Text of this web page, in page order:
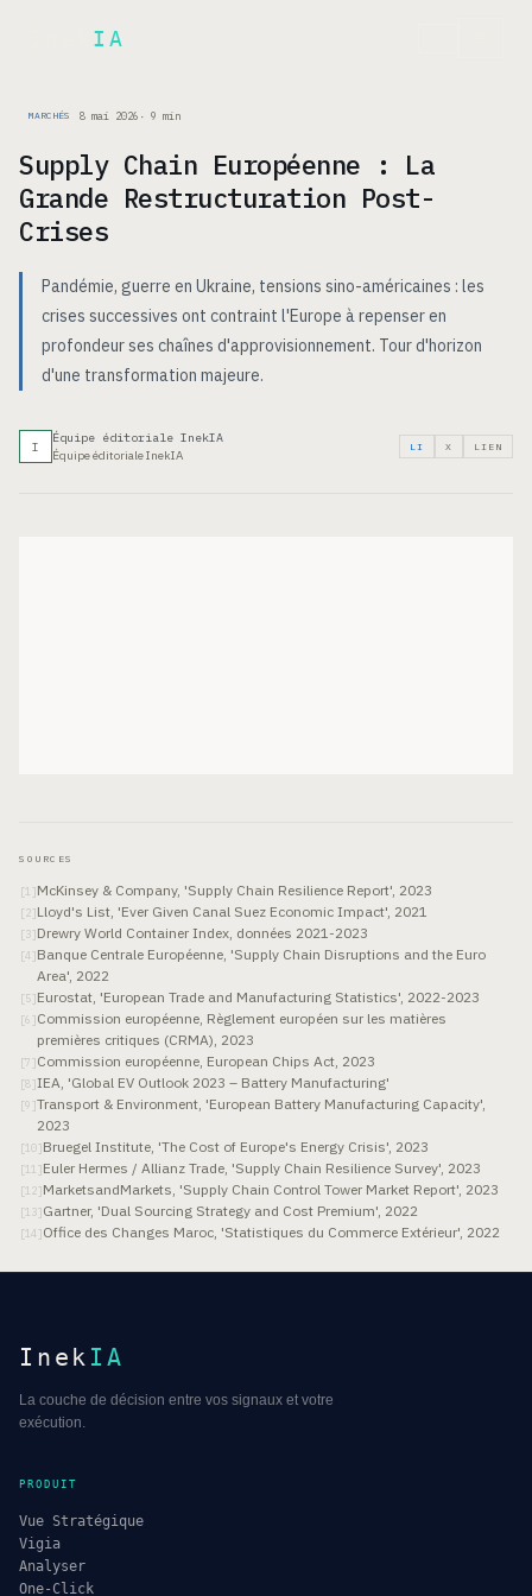
IA
MARCHÉS 8 mai 2026 · 9 min
Supply Chain Européenne : La
Grande Restructuration Post-
Crises
Pandémie, guerre en Ukraine, tensions sino-américaines : les
crises successives ont contraint l'Europe à repenser en
profondeur ses chaînes d'approvisionnement. Tour d'horizon
d'une transformation majeure.
I
Équipe éditoriale InekIA
Équipe éditoriale InekIA
LI X LIEN
SOURCES
[1 ]McKinsey & Company, 'Supply Chain Resilience Report', 2023
[2]Lloyd's List, 'Ever Given Canal Suez Economic Impact', 2021
[ 3]Drewry World Container Index, données 2021-2023
[4 ]Banque Centrale Européenne, 'Supply Chain Disruptions and the Euro
Area', 2022
[5]Eurostat, 'European Trade and Manufacturing Statistics', 2022-2023
[6 ]Commission européenne, Règlement européen sur les matières
premières critiques (CRMA), 2023
[7 ]Commission européenne, European Chips Act, 2023
[8]IEA, 'Global EV Outlook 2023 – Battery Manufacturing'
[9 ]Transport & Environment, 'European Battery Manufacturing Capacity',
2023
[10]Bruegel Institute, 'The Cost of Europe's Energy Crisis', 2023
[11 ]Euler Hermes / Allianz Trade, 'Supply Chain Resilience Survey', 2023
[12]MarketsandMarkets, 'Supply Chain Control Tower Market Report', 2023
[13]Gartner, 'Dual Sourcing Strategy and Cost Premium', 2022
[14 ]Office des Changes Maroc, 'Statistiques du Commerce Extérieur', 2022
Inek IA
La couche de décision entre vos signaux et votre
exécution.
PRODUIT
Vue Stratégique
Vigia
Analyser
One-Click